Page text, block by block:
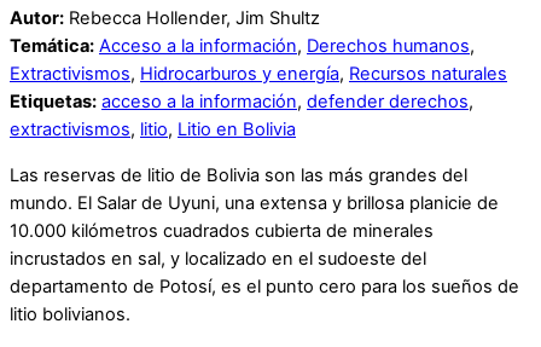
Autor: Rebecca Hollender, Jim Shultz
Temática: Acceso a la información, Derechos humanos,
Extractivismos, Hidrocarburos y energía, Recursos naturales
Etiquetas: acceso a la información, defender derechos,
extractivismos, litio, Litio en Bolivia
Las reservas de litio de Bolivia son las más grandes del
mundo. El Salar de Uyuni, una extensa y brillosa planicie de
10.000 kilómetros cuadrados cubierta de minerales
incrustados en sal, y localizado en el sudoeste del
departamento de Potosí, es el punto cero para los sueños de
litio bolivianos.